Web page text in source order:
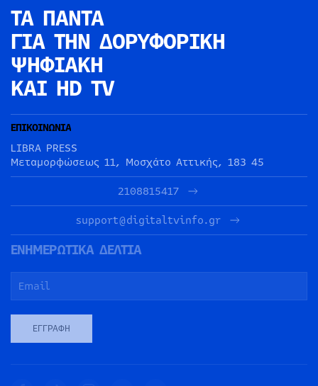
ΤΑ ΠΑΝΤΑ
ΓΙΑ ΤΗΝ ΔΟΡΥΦΟΡΙΚΗ
ΨΗΦΙΑΚΗ
ΚΑΙ HD TV
ΕΠΙΚΟΙΝΩΝΙΑ
LIBRA PRESS
Μεταμορφώσεως 11, Μοσχάτο Αττικής, 183 45
2108815417
support@digitaltvinfo.gr
ΕΝΗΜΕΡΩΤΙΚΑ ΔΕΛΤΙΑ
ΕΓΓΡΑΦΉ